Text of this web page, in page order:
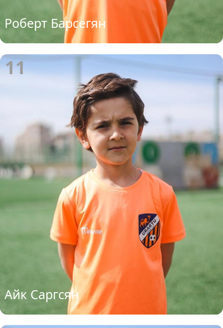
Роберт Барсегян
Айк Саргсян
11